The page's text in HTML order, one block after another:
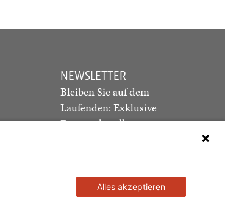
NEWSLETTER
Bleiben Sie auf dem
Laufenden: Exklusive
Essays, aktuelle
Alles akzeptieren